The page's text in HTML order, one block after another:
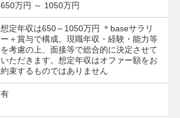
650万円 ～ 1050万円
想定年収は650～1050万円 ＊baseサラリ
ー＋賞与で構成。現職年収・経験・能力等
を考慮の上、面接等で総合的に決定させて
いただきます。想定年収はオファー額をお
約束するものではありません
有